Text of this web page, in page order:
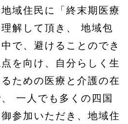
域住民に「終末期医療
解して頂き、 地域包
で、避けることのでき
を向け、自分らしく生
ための医療と介護の在
一人でも多くの四国
参加いただき、地域住